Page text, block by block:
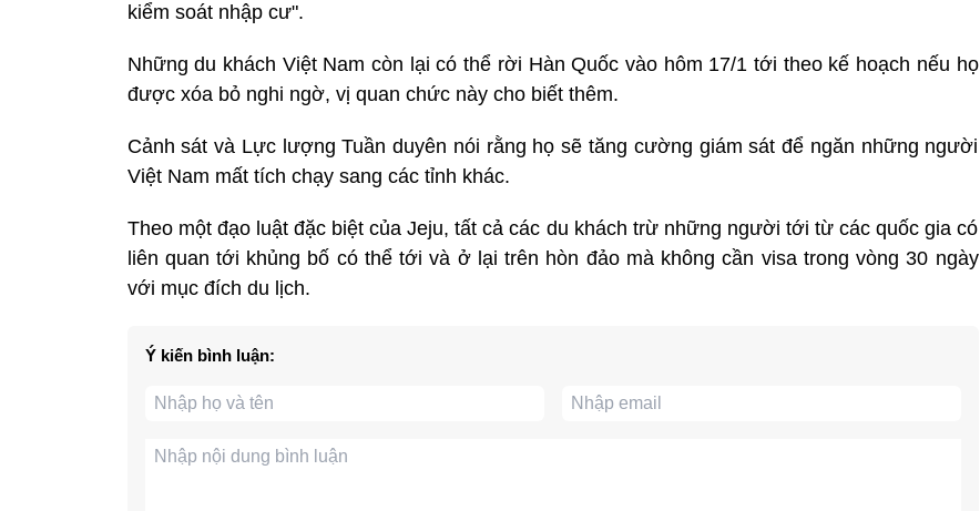
kiểm soát nhập cư".
Những du khách Việt Nam còn lại có thể rời Hàn Quốc vào hôm 17/1 tới theo kế hoạch nếu họ
được xóa bỏ nghi ngờ, vị quan chức này cho biết thêm.
Cảnh sát và Lực lượng Tuần duyên nói rằng họ sẽ tăng cường giám sát để ngăn những người
Việt Nam mất tích chạy sang các tỉnh khác.
Theo một đạo luật đặc biệt của Jeju, tất cả các du khách trừ những người tới từ các quốc gia có
liên quan tới khủng bố có thể tới và ở lại trên hòn đảo mà không cần visa trong vòng 30 ngày
với mục đích du lịch.
Ý kiến bình luận: